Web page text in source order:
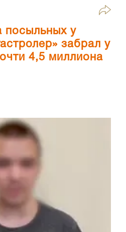
посыльных у
забрал у
4,5 миллиона